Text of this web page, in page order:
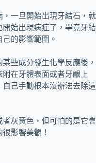
一旦開始出現牙結石，就
始出現病症了，畢竟牙結
的影響範圍。
些成分發生化學反應後，
在牙體表面或者牙齦上
己手動根本沒辦法去除這
灰黃色，但可怕的是它會
影響美觀！